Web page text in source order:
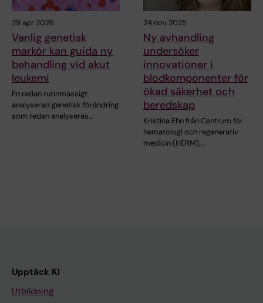
29 apr 2026
Vanlig genetisk
markör kan guida ny
behandling vid akut
leukemi
En redan rutinmässigt
analyserad genetisk förändring
som redan analyseras…
24 nov 2025
Ny avhandling
undersöker
innovationer i
blodkomponenter för
ökad säkerhet och
beredskap
Kristina Ehn från Centrum för
hematologi och regenerativ
medicin (HERM),…
Upptäck KI
Utbildning